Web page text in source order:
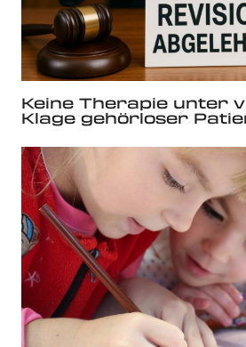
Keine Therapie unter
Klage gehörloser